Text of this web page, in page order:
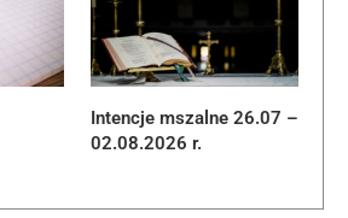
Intencje mszalne 26.07 –
02.08.2026 r.